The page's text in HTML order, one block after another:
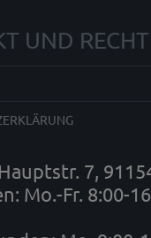
UND
7,
Mo.-Fr. 8:00-